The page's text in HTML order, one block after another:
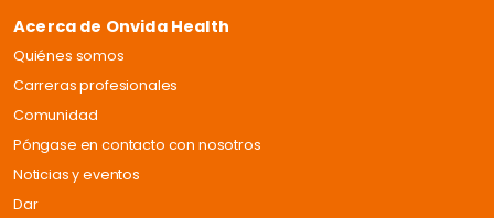
Acerca de Onvida Health
Quiénes somos
Carreras profesionales
Comunidad
Póngase en contacto con nosotros
Noticias y eventos
Dar